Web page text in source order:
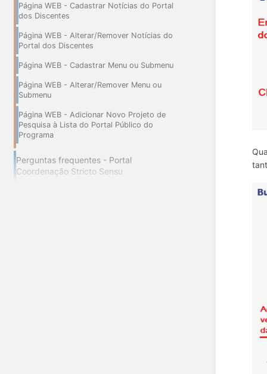
Página WEB - Cadastrar Notícias do Portal
dos Discentes
Página WEB - Alterar/Remover Notícias do
Portal dos Discentes
Página WEB - Cadastrar Menu ou Submenu
Página WEB - Alterar/Remover Menu ou
Submenu
Página WEB - Adicionar Novo Projeto de
Pesquisa à Lista do Portal Público do
Programa
Perguntas frequentes - Portal
Coordenação Stricto Sensu